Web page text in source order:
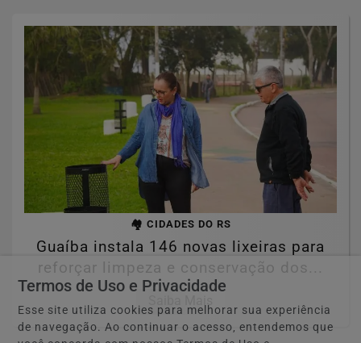
🏘️ CIDADES DO RS
Guaíba instala 146 novas lixeiras para
reforçar limpeza e conservação dos...
Termos de Uso e Privacidade
Esse site utiliza cookies para melhorar sua experiência
de navegação. Ao continuar o acesso, entendemos que